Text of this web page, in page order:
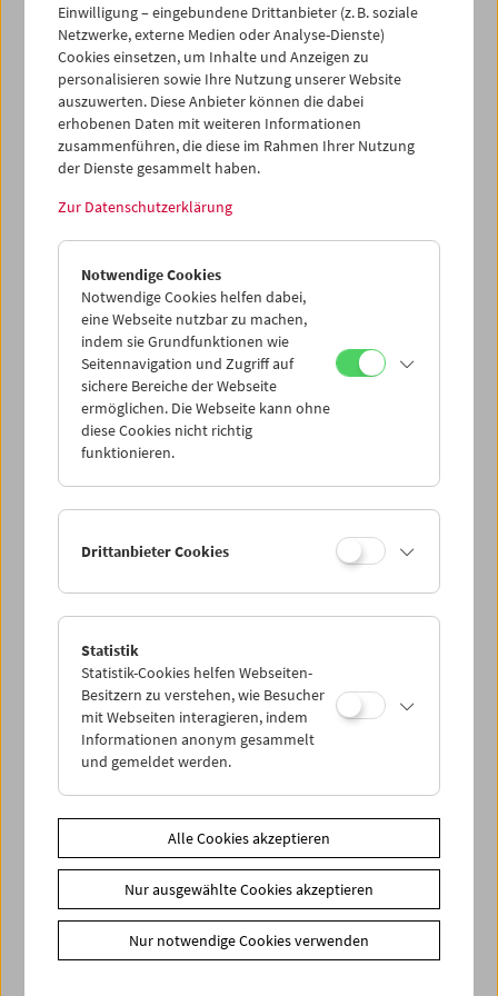
Ticketkorb Kauf
Leer
Ticketkorb Reservierung
> Weitere Karten hinzufügen / Spielplan
Ticketpreise: MitgliederEUR 5,50ohne Mitgliedschaft
EUR 10,50
Ihre Mitgliedschaft und Ihren Zehnerblock nutzen.
Ermäßigte Tickets, nonstop- und weitere Freikarten
können online nur reserviert werden. Die Ausgabe erfolgt
ausschließlich an der Kassa.
Weitere Informationen zu unseren Tickets und
Vorschau Sept / Okt 2026
Regelmäßige Programme
Programmarchiv
Einwilligung – eingebundene Drittanbieter (z. B. soziale
Netzwerke, externe Medien oder Analyse-Dienste)
Cookies einsetzen, um Inhalte und Anzeigen zu
personalisieren sowie Ihre Nutzung unserer Website
auszuwerten. Diese Anbieter können die dabei
erhobenen Daten mit weiteren Informationen
zusammenführen, die diese im Rahmen Ihrer Nutzung
der Dienste gesammelt haben.
Zur Datenschutzerklärung
Notwendige Cookies
Notwendige Cookies helfen dabei,
eine Webseite nutzbar zu machen,
indem sie Grundfunktionen wie
Seitennavigation und Zugriff auf
sichere Bereiche der Webseite
ermöglichen. Die Webseite kann ohne
diese Cookies nicht richtig
funktionieren.
Drittanbieter Cookies
Statistik
Statistik-Cookies helfen Webseiten-
Besitzern zu verstehen, wie Besucher
mit Webseiten interagieren, indem
Informationen anonym gesammelt
und gemeldet werden.
Alle Cookies akzeptieren
Nur ausgewählte Cookies akzeptieren
Nur notwendige Cookies verwenden